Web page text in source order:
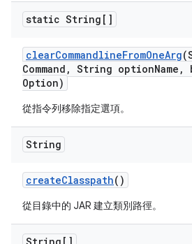
static String[]
clearCommandlineFromOneArg
Command , String optionName ,
Option)
從指令列移除指定選項。
String
createClasspath()
從目錄中的 JAR 建立類別路徑。